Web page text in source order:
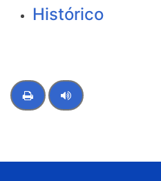
Histórico